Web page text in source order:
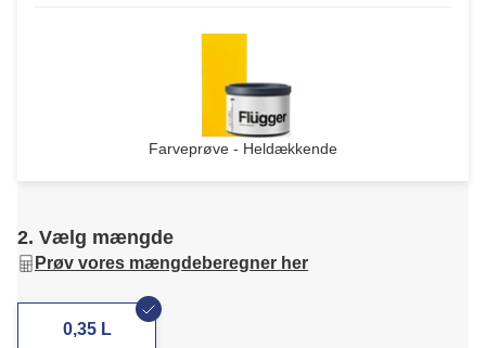
Farveprøve - Heldækkende
2. Vælg mængde
Prøv vores mængdeberegner her
0,35 L